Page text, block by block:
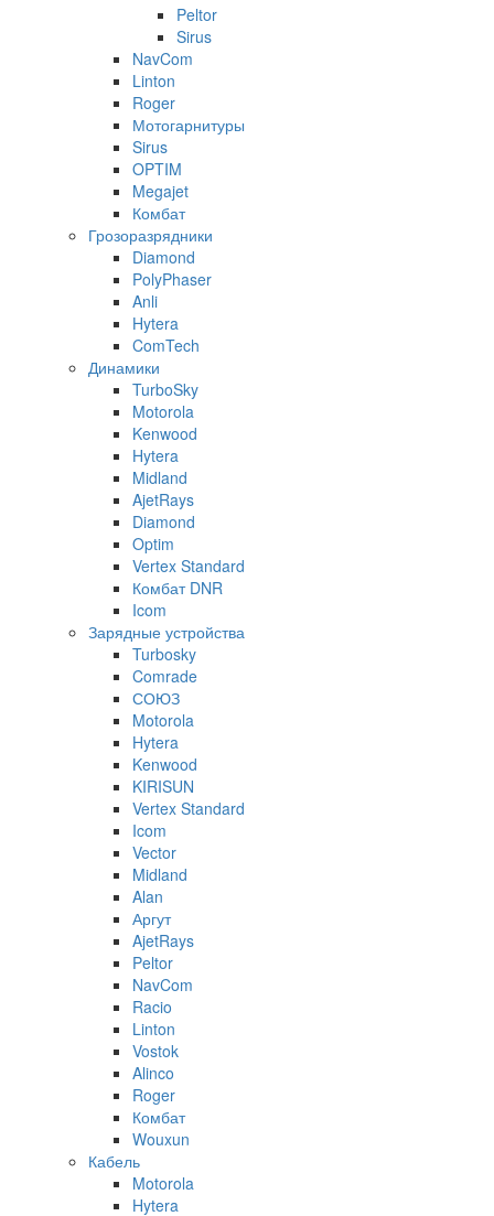
Peltor
Sirus
NavCom
Linton
Roger
Мотогарнитуры
Sirus
OPTIM
Megajet
Комбат
Грозоразрядники
Diamond
PolyPhaser
Anli
Hytera
ComTech
Динамики
TurboSky
Motorola
Kenwood
Hytera
Midland
AjetRays
Diamond
Optim
Vertex Standard
Комбат DNR
Icom
Зарядные устройства
Turbosky
Comrade
СОЮЗ
Motorola
Hytera
Kenwood
KIRISUN
Vertex Standard
Icom
Vector
Midland
Alan
Аргут
AjetRays
Peltor
NavCom
Racio
Linton
Vostok
Alinco
Roger
Комбат
Wouxun
Кабель
Motorola
Hytera